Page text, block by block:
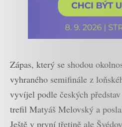
Zápas, který se shodou
vyhraného semifinále z
vyvíjel podle českých
trefil Matyáš Melovský a
Ještě v první třetině ale